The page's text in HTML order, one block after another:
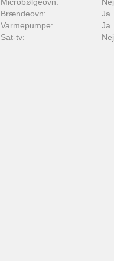
Brændeovn:
Ja
Varmepumpe:
Ja
Sat-tv:
Nej